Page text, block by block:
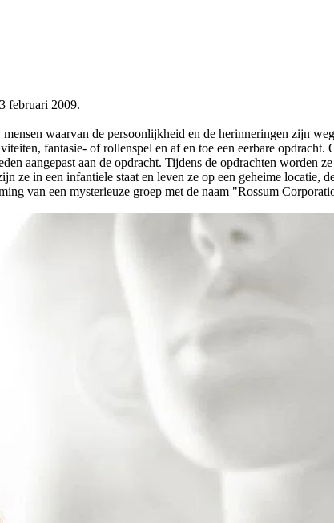
februari 2009.
waarvan de persoonlijkheid en de herinneringen zijn
fantasie- of rollenspel en af en toe een eerbare opdracht.
aangepast aan de opdracht. Tijdens de opdrachten worden
ze in een infantiele staat en leven ze op een geheime locatie,
van een mysterieuze groep met de naam "Rossum